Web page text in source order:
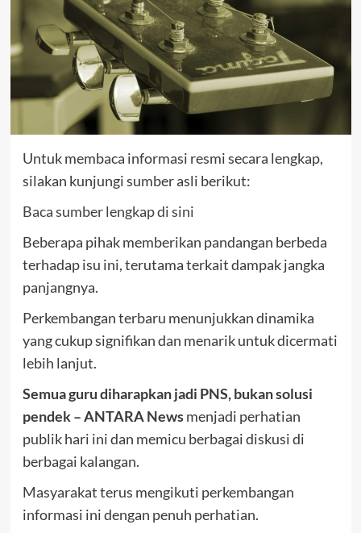
Untuk membaca informasi resmi secara lengkap,
silakan kunjungi sumber asli berikut:
Baca sumber lengkap di sini
Beberapa pihak memberikan pandangan berbeda
terhadap isu ini, terutama terkait dampak jangka
panjangnya.
Perkembangan terbaru menunjukkan dinamika
yang cukup signifikan dan menarik untuk dicermati
lebih lanjut.
Semua guru diharapkan jadi PNS, bukan solusi
pendek – ANTARA Newsmenjadi perhatian
publik hari ini dan memicu berbagai diskusi di
berbagai kalangan.
Masyarakat terus mengikuti perkembangan
informasi ini dengan penuh perhatian.